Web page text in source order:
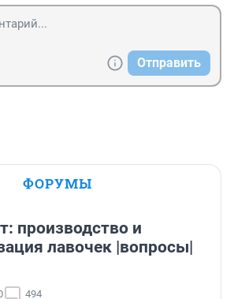
Отправить
ФОРУМЫ
производство и
лавочек |вопросы|
494